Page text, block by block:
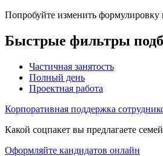
Попробуйте изменить
Быстрые фильтры
Частичная занятость
Полный день
Проектная работа
Корпоративная поддержка
Какой соцпакет вы предлагаете
Оформляйте кандидатов онлайн